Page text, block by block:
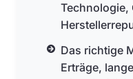
Technologie,
Das richtige
Erträge,